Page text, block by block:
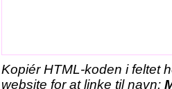
Kopiér HTML-koden i feltet
website for at linke til navn: